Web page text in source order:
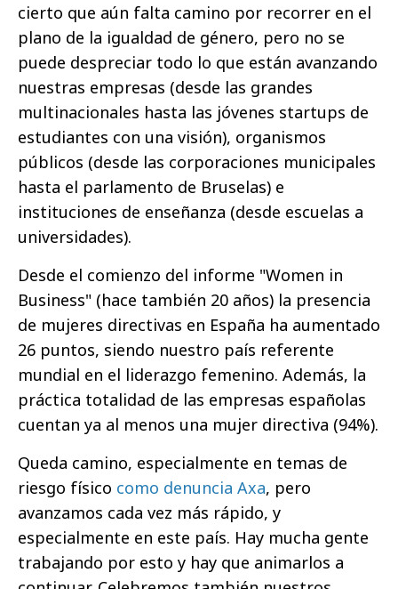
cierto que aún falta camino por recorrer en el
plano de la igualdad de género, pero no se
puede despreciar todo lo que están avanzando
nuestras empresas (desde las grandes
multinacionales hasta las jóvenes startups de
estudiantes con una visión), organismos
públicos (desde las corporaciones municipales
hasta el parlamento de Bruselas) e
instituciones de enseñanza (desde escuelas a
universidades).
Desde el comienzo del informe "Women in
Business" (hace también 20 años) la presencia
de mujeres directivas en España ha aumentado
26 puntos, siendo nuestro país referente
mundial en el liderazgo femenino. Además, la
práctica totalidad de las empresas españolas
cuentan ya al menos una mujer directiva (94%).
Queda camino, especialmente en temas de
riesgo físico como denuncia Axa, pero
avanzamos cada vez más rápido, y
especialmente en este país. Hay mucha gente
trabajando por esto y hay que animarlos a